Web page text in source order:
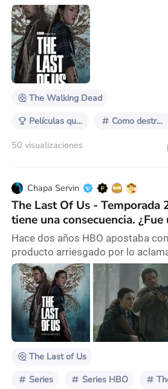
pero que en su segunda
que parecía imposible en la
destruir la franquicia. Ya se
serie estoy hablando: The Last of
Mazin y Neil Druckmann para HBO.
videojuego de 2013 del mismo
The Walking Dead
Películas que predijeron el futuro Como destruir una franquicia
50 visualizaciones
Chapa Servin
The Last Of Us - Temporada
tiene una consecuencia. ¿Fue
temporada?
Hace dos años HBO apostaba
producto arriesgado por lo
material original y la gran
eso atrajo. Hablamos de “The
2023 con su primera temporada
era de las adaptaciones de
eso, sino que ofreció la mejor
muchos y que ha sido del
The Last of Us
Series Series HBO